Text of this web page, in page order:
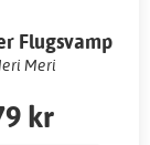
Flugsvamp
Meri
kr